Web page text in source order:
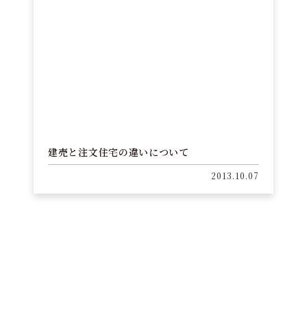
建売と注文住宅の違いについて
2013.10.07